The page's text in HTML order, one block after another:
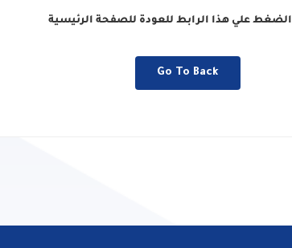
علي هذا الرابط للعودة للصفحة الرئيسية
Go To Back